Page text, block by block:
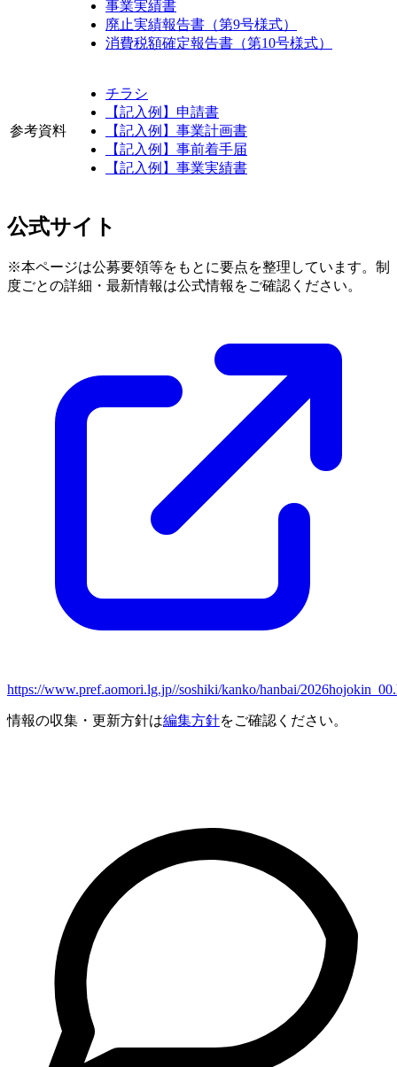
事業実績書
廃止実績報告書（第9号様式）
消費税額確定報告書（第10号様式）
参考資料
チラシ
【記入例】申請書
【記入例】事業計画書
【記入例】事前着手届
【記入例】事業実績書
公式サイト
※本ページは公募要領等をもとに要点を整理しています。制
度ごとの詳細・最新情報は公式情報をご確認ください。
https://www.pref.aomori.lg.jp//soshiki/kanko/hanbai/
情報の収集・更新方針は編集方針をご確認ください。